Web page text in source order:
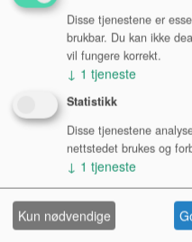
Kr 872,-
NOK
Antall:
Disse tjenestene er
brukbar. Du kan ikke
vil fungere korrekt.
↓ 1 tjeneste
Statistikk
Disse tjenestene
nettstedet brukes og
↓ 1 tjeneste
Kun nødvendige